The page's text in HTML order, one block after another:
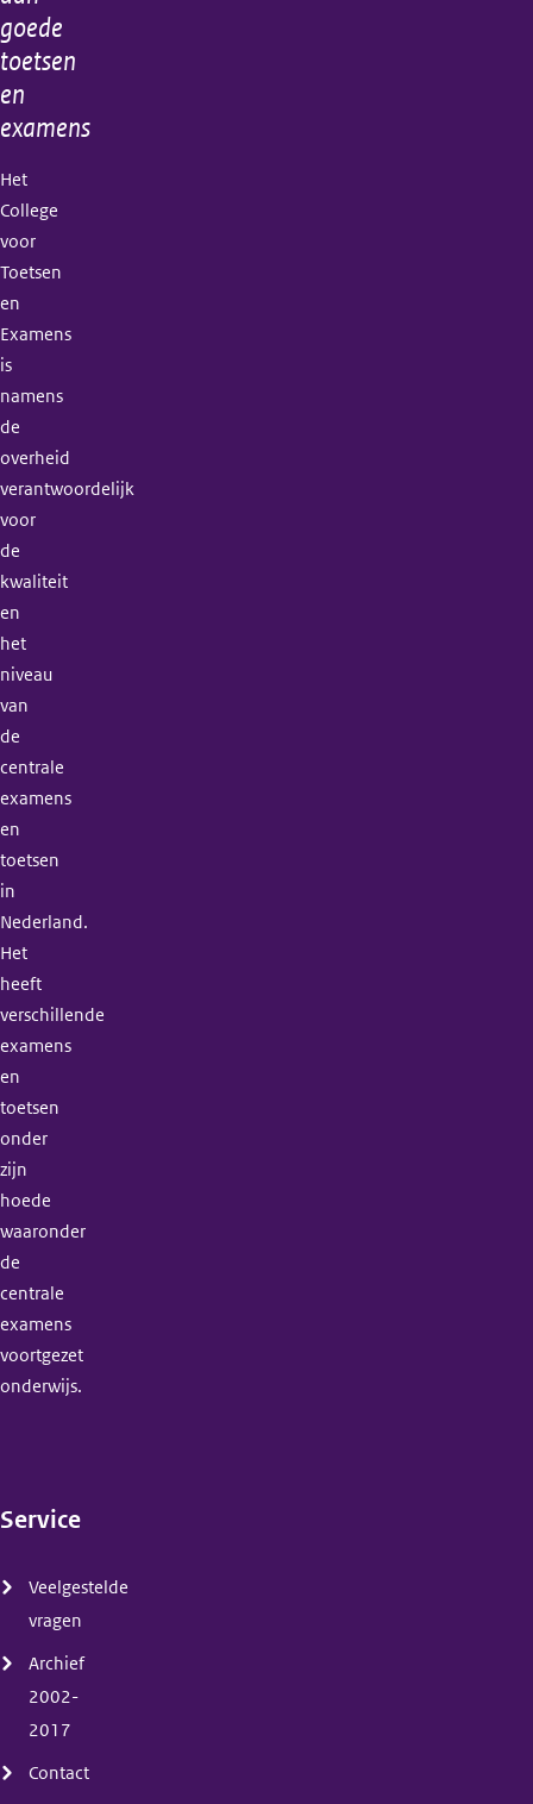
goede
toetsen
en
examens
Het
College
voor
Toetsen
en
Examens
is
namens
de
overheid
verantwoordelijk
voor
de
kwaliteit
en
het
niveau
van
de
centrale
examens
en
toetsen
in
Nederland.
Het
heeft
verschillende
examens
en
toetsen
onder
zijn
hoede
waaronder
de
centrale
examens
voortgezet
onderwijs.
Service
Veelgestelde
vragen
Archief
2002-
2017
Contact